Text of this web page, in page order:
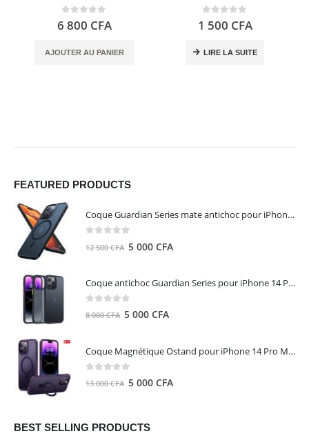
0 out of 5
6 800 CFA
AJOUTER AU PANIER
0 out of 5
1 500 CFA
LIRE LA SUITE
FEATURED PRODUCTS
Coque Guardian Series mate antichoc pour iPhone 15 Pro Max avec Magsafe Noir - Torras
12 500CFA Le
500 CFA.
5 000 CFA
Coque antichoc Guardian Series pour iPhone 14 Pro Max - TORRAS
out of 5
8 000CFA Le
était :
8
000 CFA.
5 000 CFALe
est :
000 CFA.
Coque Magnétique Ostand pour iPhone 14 Pro Max - Violet Foncé - TORRAS
13 000CFA Le
était :
5 000 CFA
BEST SELLING PRODUCTS